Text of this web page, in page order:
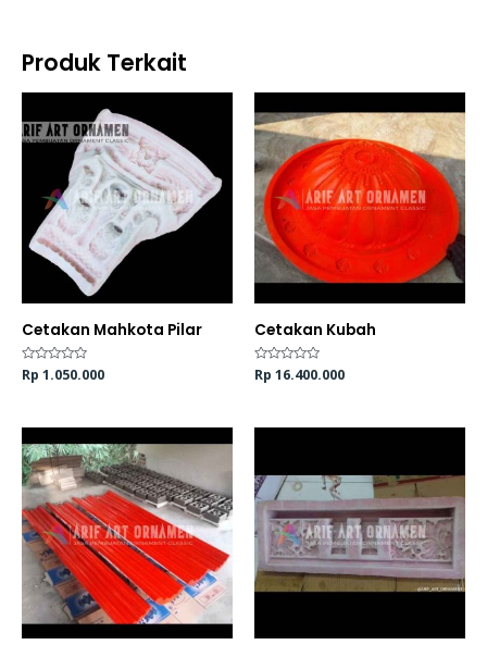
Produk Terkait
Cetakan Mahkota Pilar
Dinilai
0
Rp 1.050.000
Cetakan Kubah
Dinilai
0
Rp 16.400.000